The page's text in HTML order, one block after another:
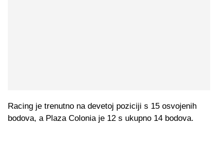
Racing je trenutno na devetoj poziciji s 15 osvojenih
bodova, a Plaza Colonia je 12 s ukupno 14 bodova.